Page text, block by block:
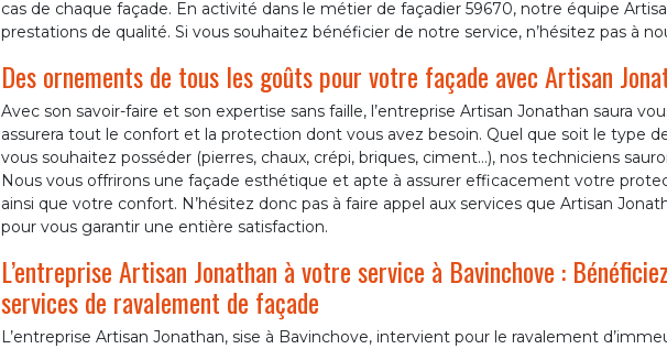
cas de chaque façade. En activité dans le métier de façadier 59670, notre équipe
prestations de qualité. Si vous souhaitez bénéficier de notre service, n’hésitez pas à
Des ornements de tous les goûts pour votre façade avec Artisan
Avec son savoir-faire et son expertise sans faille, l’entreprise Artisan Jonathan saura
assurera tout le confort et la protection dont vous avez besoin. Quel que soit le type
vous souhaitez posséder (pierres, chaux, crépi, briques, ciment…), nos techniciens
Nous vous offrirons une façade esthétique et apte à assurer efficacement votre
ainsi que votre confort. N’hésitez donc pas à faire appel aux services que Artisan
pour vous garantir une entière satisfaction.
L’entreprise Artisan Jonathan à votre service à Bavinchove :
services de ravalement de façade
L’entreprise Artisan Jonathan, sise à Bavinchove, intervient pour le ravalement